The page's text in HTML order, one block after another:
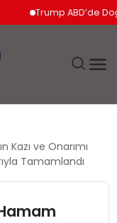
Trump ABD’de
Kazı ve Onarımı
Tamamlandı